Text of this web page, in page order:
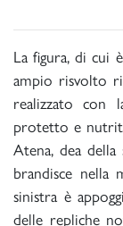
La figura, di cui
ampio risvolto
realizzato con
protetto e
Atena, dea
brandisce nella
sinistra è
delle repliche